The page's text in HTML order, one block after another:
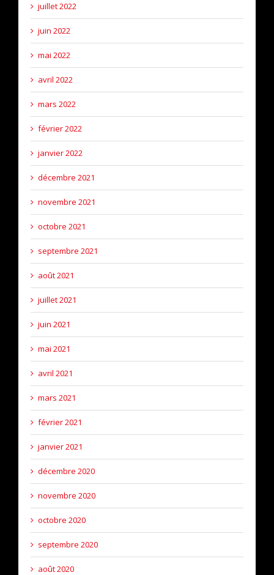
juillet 2022
juin 2022
mai 2022
avril 2022
mars 2022
février 2022
janvier 2022
décembre 2021
novembre 2021
octobre 2021
septembre 2021
août 2021
juillet 2021
juin 2021
mai 2021
avril 2021
mars 2021
février 2021
janvier 2021
décembre 2020
novembre 2020
octobre 2020
septembre 2020
août 2020